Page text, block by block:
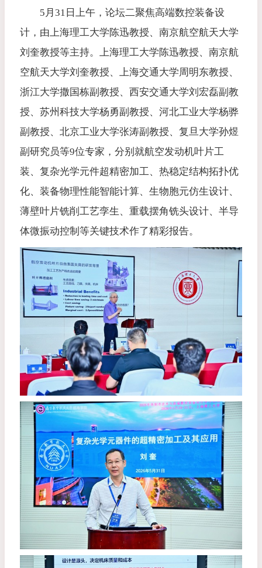
5月31日上午，论坛二聚焦高端数控装备设
计，由上海理工大学陈迅教授、南京航空航天大学
刘奎教授等主持。上海理工大学陈迅教授、南京航
空航天大学刘奎教授、上海交通大学周明东教授、
浙江大学撒国栋副教授、西安交通大学刘宏磊副教
授、苏州科技大学杨勇副教授、河北工业大学杨骅
副教授、北京工业大学张涛副教授、复旦大学孙煜
副研究员等9位专家，分别就航空发动机叶片工
装、复杂光学元件超精密加工、热稳定结构拓扑优
化、装备物理性能智能计算、生物胞元仿生设计、
薄壁叶片铣削工艺孪生、重载摆角铣头设计、半导
体微振动控制等关键技术作了精彩报告。